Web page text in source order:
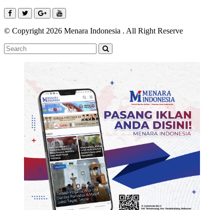
© Copyright 2026 Menara Indonesia . All Right Reserve